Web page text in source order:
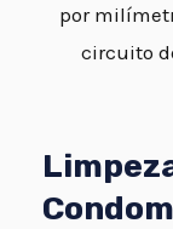
por
circuito